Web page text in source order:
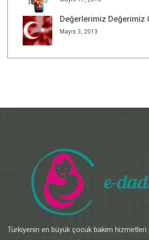
Değerlerimiz Değerimiz
Mayıs 3, 2013
Türkiyenin en büyük çocuk bakım